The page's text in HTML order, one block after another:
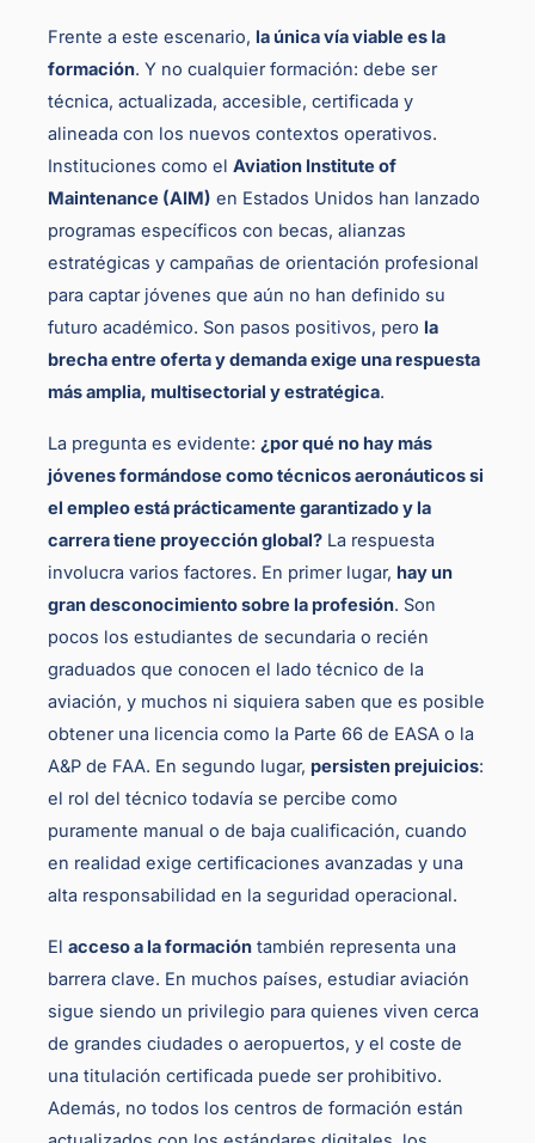
Frente a este escenario, la única vía viable es la
formación. Y no cualquier formación: debe ser
técnica, actualizada, accesible, certificada y
alineada con los nuevos contextos operativos.
Instituciones como el Aviation Institute of
Maintenance (AIM) en Estados Unidos han lanzado
programas específicos con becas, alianzas
estratégicas y campañas de orientación profesional
para captar jóvenes que aún no han definido su
futuro académico. Son pasos positivos, pero la
brecha entre oferta y demanda exige una respuesta
más amplia, multisectorial y estratégica.
La pregunta es evidente: ¿por qué no hay más
jóvenes formándose como técnicos aeronáuticos si
el empleo está prácticamente garantizado y la
carrera tiene proyección global? La respuesta
involucra varios factores. En primer lugar, hay un
gran desconocimiento sobre la profesión. Son
pocos los estudiantes de secundaria o recién
graduados que conocen el lado técnico de la
aviación, y muchos ni siquiera saben que es posible
obtener una licencia como la Parte 66 de EASA o la
A&P de FAA. En segundo lugar, persisten prejuicios:
el rol del técnico todavía se percibe como
puramente manual o de baja cualificación, cuando
en realidad exige certificaciones avanzadas y una
alta responsabilidad en la seguridad operacional.
El acceso a la formación también representa una
barrera clave. En muchos países, estudiar aviación
sigue siendo un privilegio para quienes viven cerca
de grandes ciudades o aeropuertos, y el coste de
una titulación certificada puede ser prohibitivo.
Además, no todos los centros de formación están